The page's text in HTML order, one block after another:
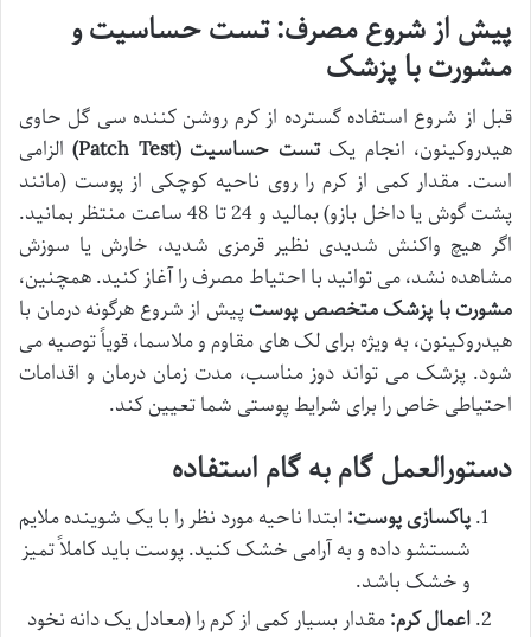
پیش از شروع مصرف: تست حساسیت و
مشورت با پزشک
قبل از شروع استفاده گسترده از کرم روشن کننده سی گل حاوی
هیدروکینون، انجام یکتست حساسیت (Patch Test)
الزامی
است. مقدار کمی از کرم را روی ناحیه کوچکی از پوست (مانند
پشت گوش یا داخل بازو) بمالید و 24 تا 48 ساعت منتظر بمانید.
اگر هیچ واکنش شدیدی نظیر قرمزی شدید، خارش یا سوزش
مشاهده نشد، می توانید با احتیاط مصرف را آغاز کنید. همچنین،
مشورت با پزشک متخصص پوستپیش از شروع هرگونه درمان با
هیدروکینون، به ویژه برای لک های مقاوم و ملاسما، قویاً توصیه می
شود. پزشک می تواند دوز مناسب، مدت زمان درمان و اقدامات
احتیاطی خاص را برای شرایط پوستی شما تعیین کند.
دستورالعمل گام به گام استفاده
پاکسازی پوست: ابتدا ناحیه مورد نظر را با یک شوینده ملایم
شستشو داده و به آرامی خشک کنید. پوست باید کاملاً تمیز
و خشک باشد.
اعمال کرم:مقدار بسیار کمی از کرم را (معادل یک دانه نخود